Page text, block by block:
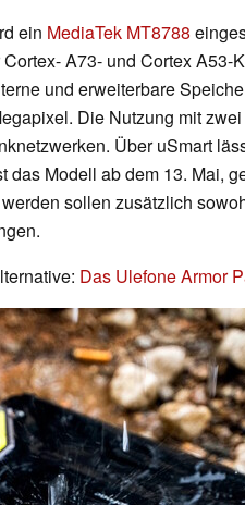
ein MediaTek MT8788
A73- und Cortex A53-
und erweiterbare
Die Nutzung mit
Über uSmart
das Modell ab dem 13. Mai,
sollen zusätzlich
Das Ulefone Armor